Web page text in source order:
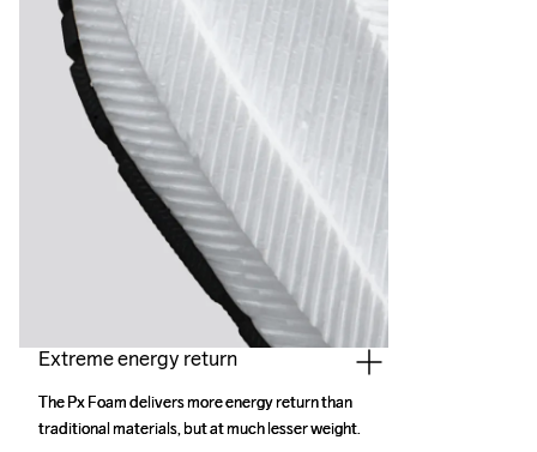
Extreme energy return
The Px Foam delivers more energy return than
traditional materials, but at much lesser weight.
The Px Foam delivers more energy return than
traditional materials, but at much lesser weight.